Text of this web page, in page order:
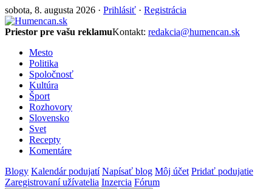
sobota, 8. augusta 2026 · Prihlásiť · Registrácia
Priestor pre vašu reklamuKontakt: redakcia@humencan.sk
Mesto
Politika
Spoločnosť
Kultúra
Šport
Rozhovory
Slovensko
Svet
Recepty
Komentáre
Blogy Kalendár podujatí Napísať blog Môj účet Pridať podujatie
Zaregistrovaní užívatelia Inzercia Fórum